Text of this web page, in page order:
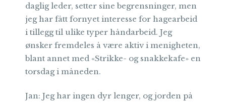
daglig leder, setter sine begrensninger, men
jeg har fått fornyet interesse for hagearbeid
i tillegg til ulike typer håndarbeid. Jeg
ønsker fremdeles å være aktiv i menigheten,
blant annet med «Strikke- og snakkekafe» en
torsdag i måneden.
Jan: Jeg har ingen dyr lenger, og jorden på